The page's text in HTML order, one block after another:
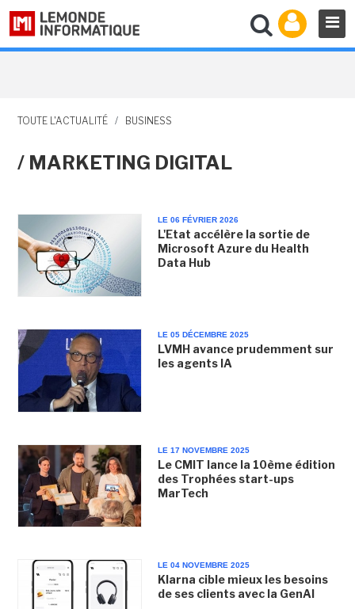
TOUTE L'ACTUALITÉ / BUSINESS
/ MARKETING DIGITAL
LE 06 FÉVRIER 2026
L'Etat accélère la sortie de
Microsoft Azure du Health
Data Hub
LE 05 DÉCEMBRE 2025
LVMH avance prudemment sur
les agents IA
LE 17 NOVEMBRE 2025
Le CMIT lance la 10ème édition
des Trophées start-ups
MarTech
LE 04 NOVEMBRE 2025
Klarna cible mieux les besoins
de ses clients avec la GenAI